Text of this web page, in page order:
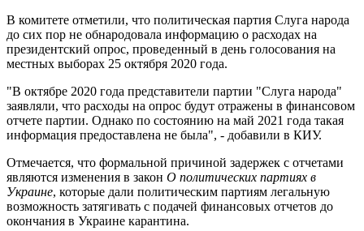
В комитете отметили, что политическая партия Слуга народа
до сих пор не обнародовала информацию о расходах на
президентский опрос, проведенный в день голосования на
местных выборах 25 октября 2020 года.
"В октябре 2020 года представители партии "Слуга народа"
заявляли, что расходы на опрос будут отражены в финансовом
отчете партии. Однако по состоянию на май 2021 года такая
информация предоставлена не была", - добавили в КИУ.
Отмечается, что формальной причиной задержек с отчетами
являются изменения в закон О политических партиях в
Украине, которые дали политическим партиям легальную
возможность затягивать с подачей финансовых отчетов до
окончания в Украине карантина.